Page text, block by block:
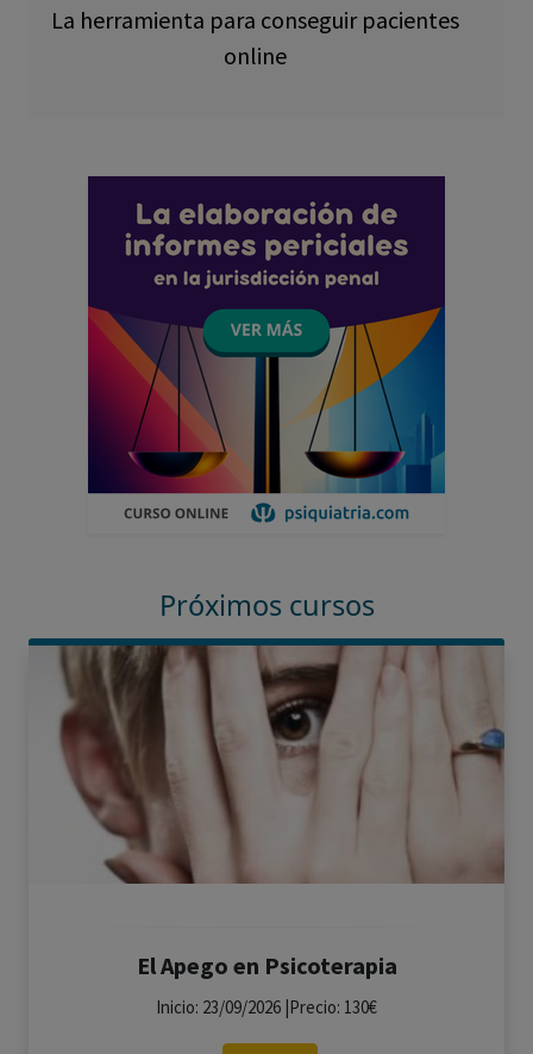
La herramienta para conseguir pacientes
online
Próximos cursos
El Apego en Psicoterapia
Inicio: 23/09/2026 |Precio: 130€